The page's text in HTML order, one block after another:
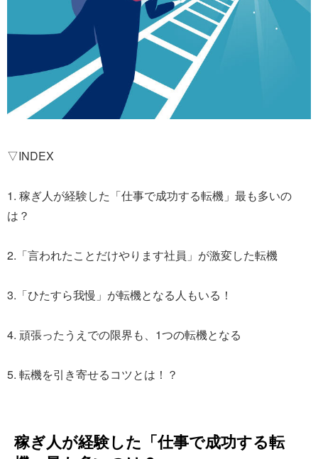
▽INDEX
1. 稼ぎ人が経験した「仕事で成功する転機」最も多いの
は？
2.「言われたことだけやります社員」が激変した転機
3.「ひたすら我慢」が転機となる人もいる！
4. 頑張ったうえでの限界も、1つの転機となる
5. 転機を引き寄せるコツとは！？
稼ぎ人が経験した「仕事で成功する転